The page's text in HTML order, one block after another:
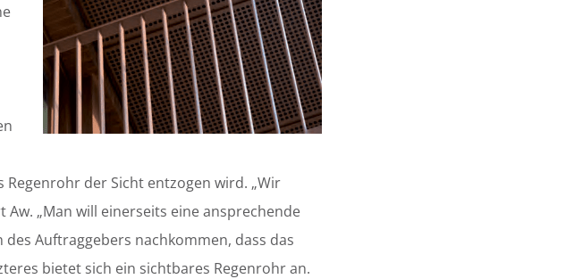
der Sicht entzogen wird. „Wir
„Man will einerseits eine ansprechende
Auftraggebers nachkommen, dass das
bietet sich ein sichtbares Regenrohr an.